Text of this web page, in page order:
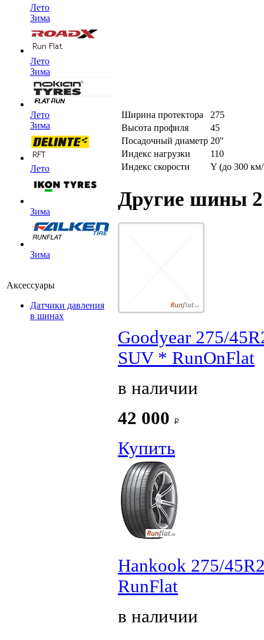
Лето
Зима
Лето
Зима
Лето
Зима
Лето
Зима
Зима
Аксессуары
Датчики давления
в шинах
Ширина протектора
275
Высота профиля
45
Посадочный диаметр 20"
Индекс нагрузки
110
Индекс скорости
Y (до 300
Другие шины
Goodyear 275/
SUV * RunOnFlat
в наличии
42 000
Купить
Hankook 275/
RunFlat
в наличии